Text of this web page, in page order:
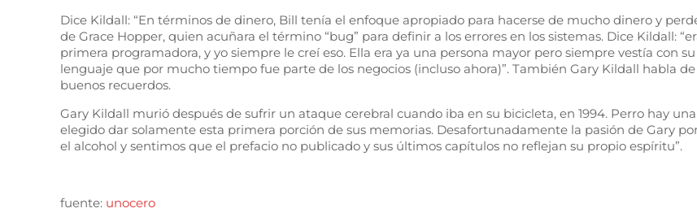
Dice Kildall: “En términos de dinero, Bill tenía el enfoque apropiado para hacerse de mucho dinero y
de Grace Hopper, quien acuñara el término “bug” para definir a los errores en los sistemas. Dice Kildall:
primera programadora, y yo siempre le creí eso. Ella era ya una persona mayor pero siempre vestía con
lenguaje que por mucho tiempo fue parte de los negocios (incluso ahora)”. También Gary Kildall habla
buenos recuerdos.
Gary Kildall murió después de sufrir un ataque cerebral cuando iba en su bicicleta, en 1994. Perro hay
elegido dar solamente esta primera porción de sus memorias. Desafortunadamente la pasión de Gary
el alcohol y sentimos que el prefacio no publicado y sus últimos capítulos no reflejan su propio espíritu”.
fuente: unocero